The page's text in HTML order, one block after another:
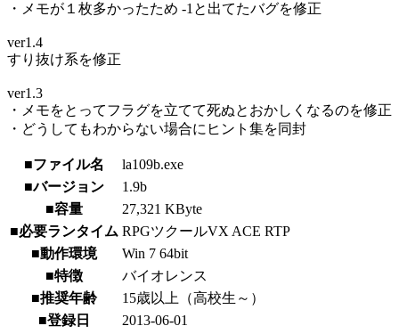
・メモが１枚多かったため -1と出てたバグを修正
ver1.4
すり抜け系を修正
ver1.3
・メモをとってフラグを立てて死ぬとおかしくなるのを修正
・どうしてもわからない場合にヒント集を同封
■ファイル名
la109b.exe
■バージョン
1.9b
■容量
27,321 KByte
■必要ランタイム RPGツクールVX ACE RTP
■動作環境
Win 7 64bit
■特徴
バイオレンス
■推奨年齢
15歳以上（高校生～）
■登録日
2013-06-01